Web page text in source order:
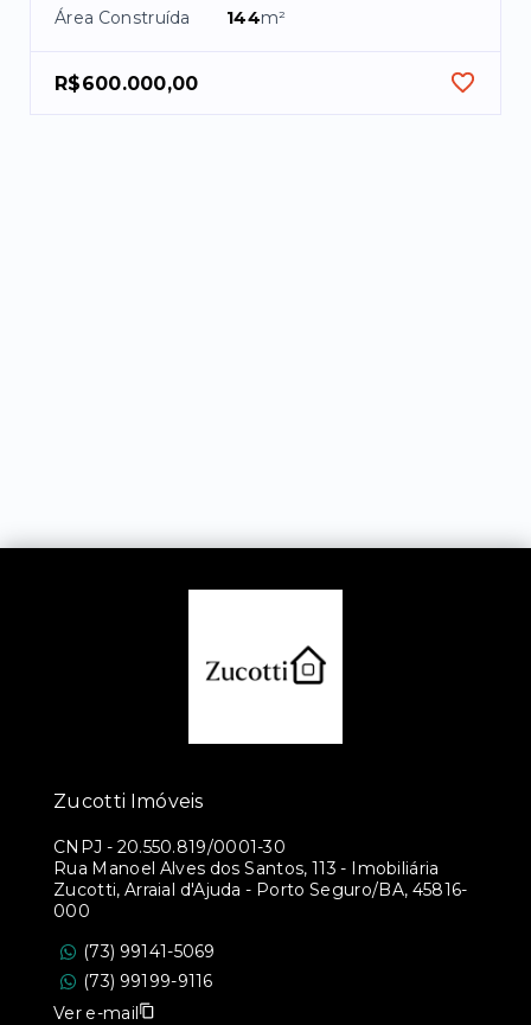
Área Construída
144m²
R$600.000,00
Zucotti Imóveis
CNPJ - 20.550.819/0001-30
Rua Manoel Alves dos Santos, 113 - Imobiliária
Zucotti, Arraial d'Ajuda - Porto Seguro/BA, 45816-
000
(73) 99141-5069
(73) 99199-9116
Ver e-mail